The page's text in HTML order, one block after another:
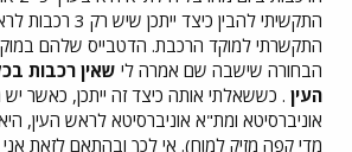
התקשיתי להבין כיצד
התקשרתי למוקד הרכבת. הדטבייס שלהם
הבחורה שישבה שם אמרה לי שאין רכבות
העין . כששאלתי אותה כיצד זה ייתכן, כאשר
אוניברסיטא ומת"א אוניברסיטא לראש העין,
מדי קפה מזיק למוח). אי לכך ובהתאם לזאת